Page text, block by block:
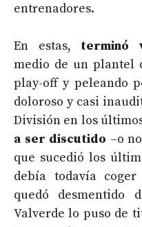
entrenadores.
En estas, terminó
medio de un plantel
play-off y peleando
doloroso y casi
División en los
a ser discutido –o
que sucedió los
debía todavía
quedó desmentido
Valverde lo puso de